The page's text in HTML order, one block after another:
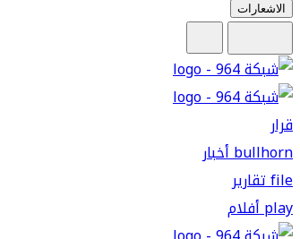
الاشعارات
قرار
bullhornأخبار
fileتقارير
playأفلام